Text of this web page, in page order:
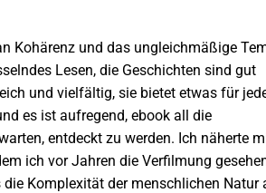
Kohärenz und das ungleichmäßige
Lesen, die Geschichten sind gut
und vielfältig, sie bietet etwas für
es ist aufregend, ebook all die
entdeckt zu werden. Ich näherte
ich vor Jahren die Verfilmung
Komplexität der menschlichen Natur